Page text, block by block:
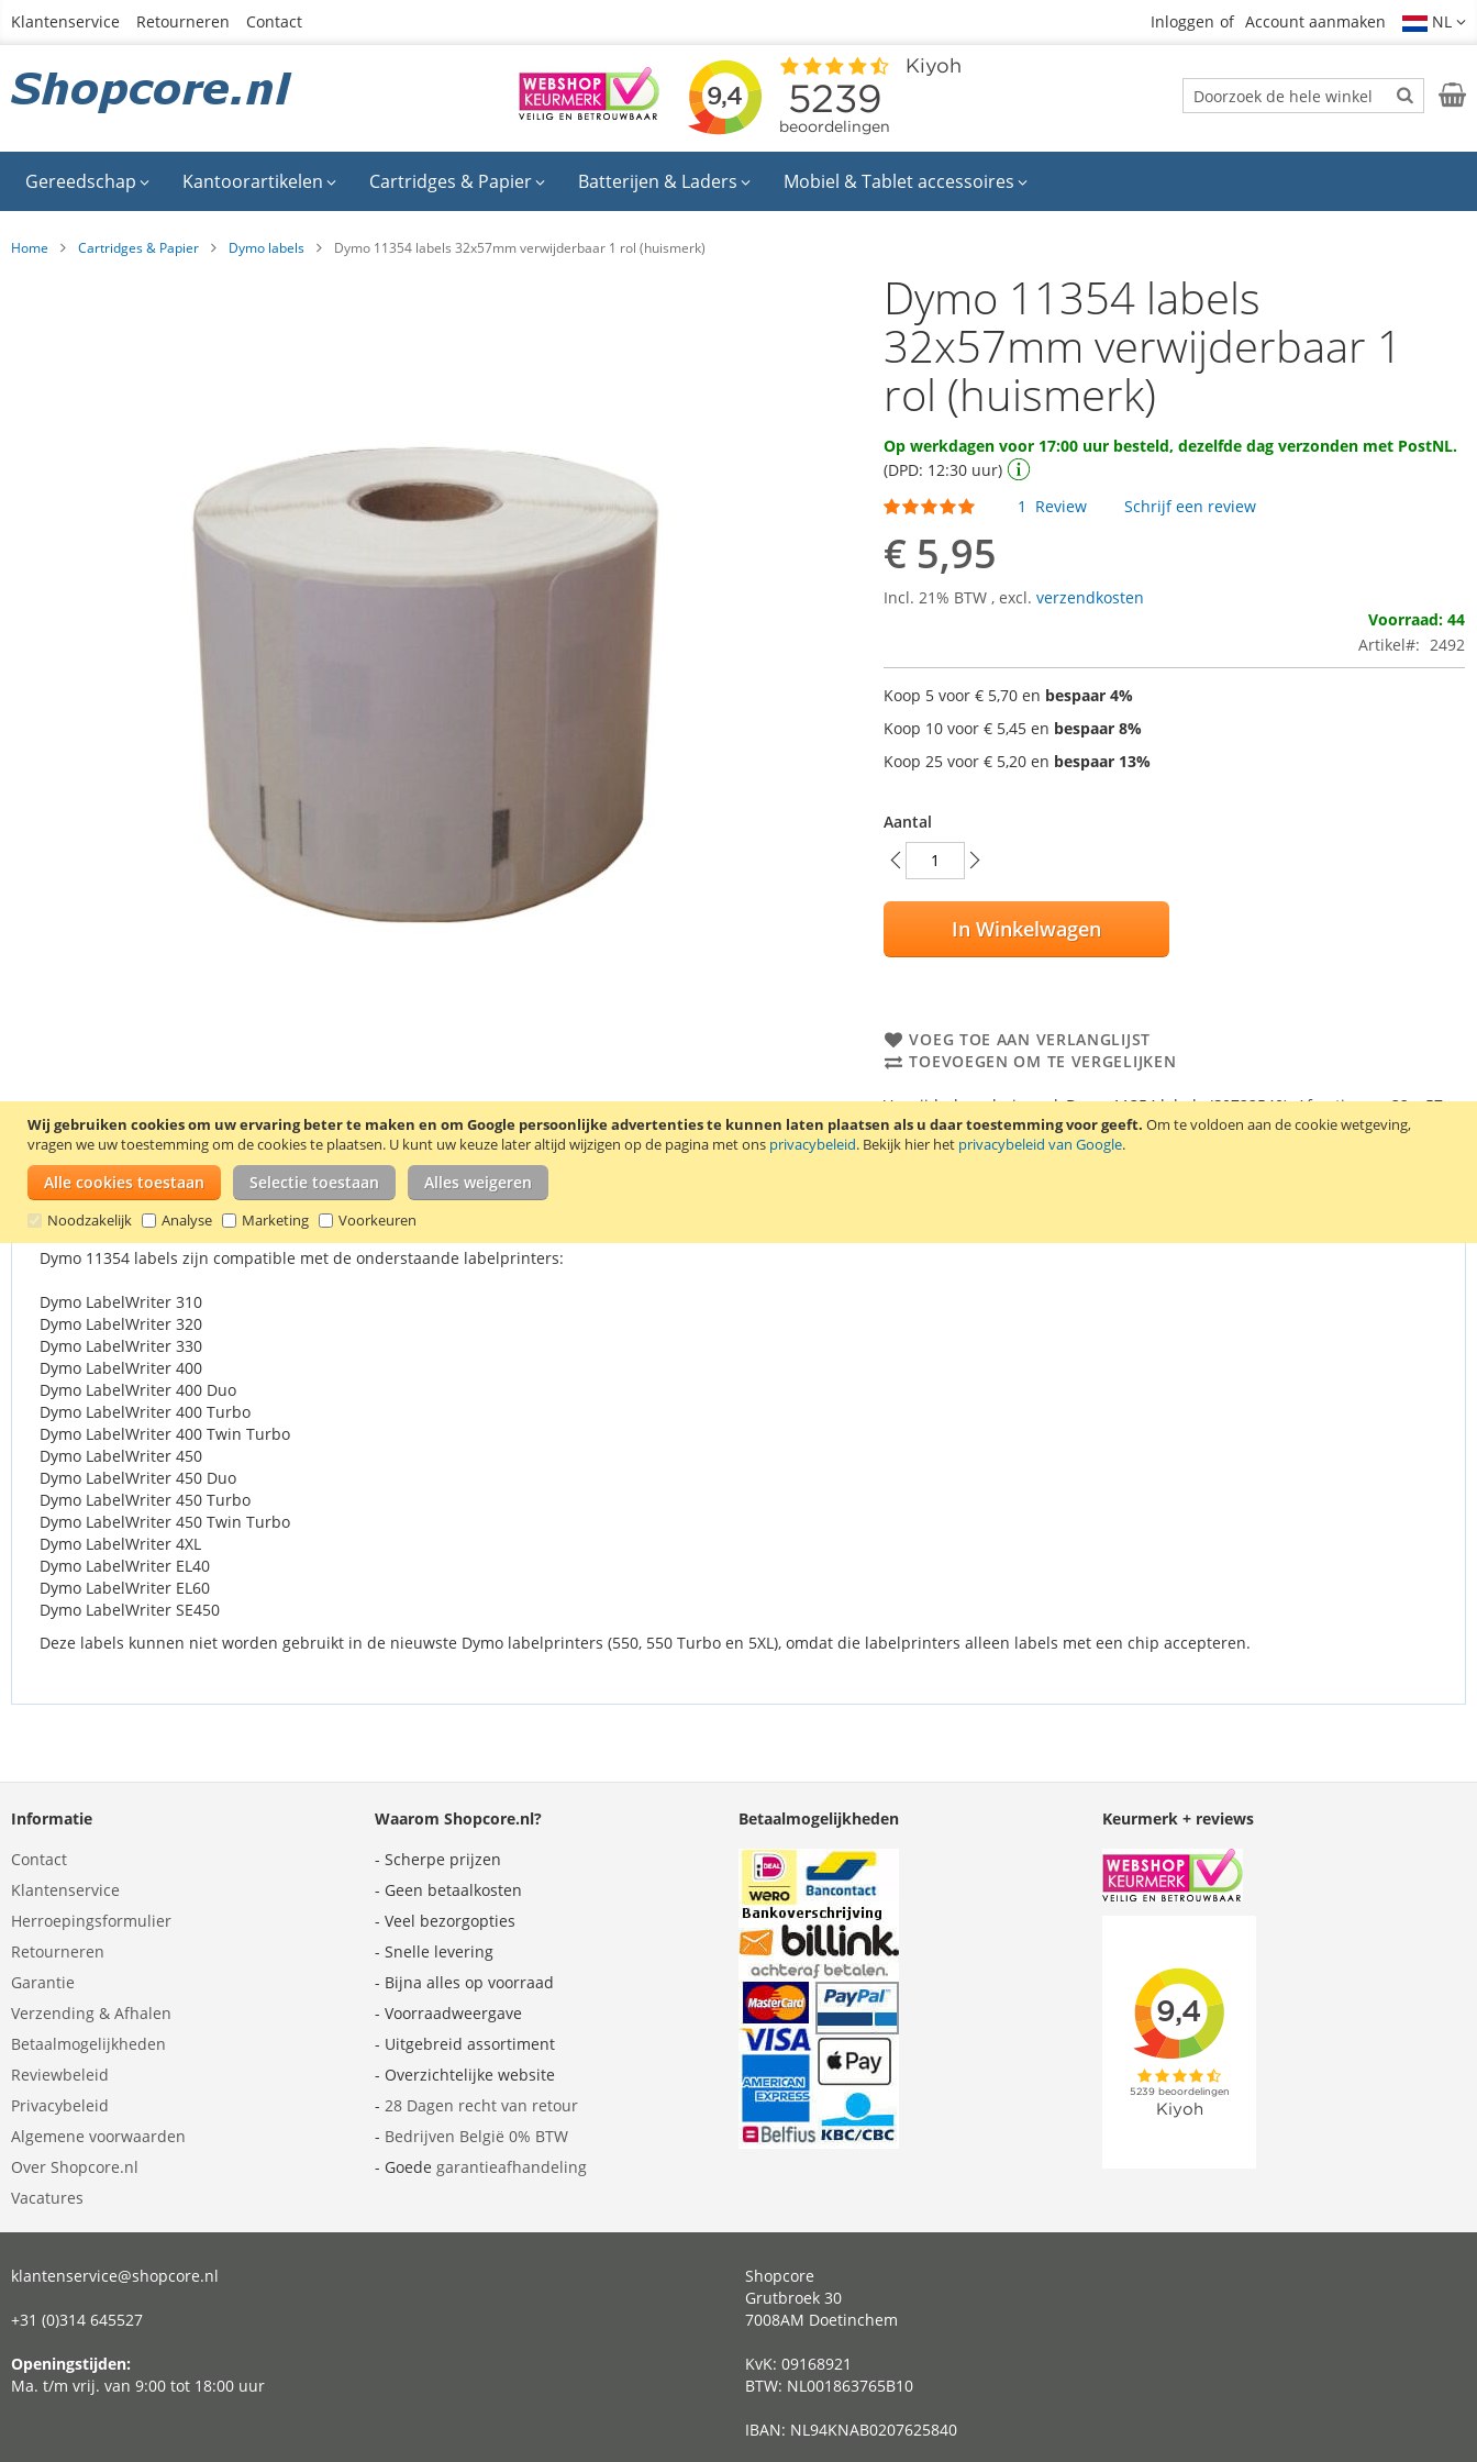
Wij gebruiken cookies om uw ervaring beter te maken en om Google persoonlijke advertenties te kunnen laten plaatsen als u daar toestemming voor geeft. Om te voldoen aan de cookie wetgeving,
vragen we uw toestemming om de cookies te plaatsen. U kunt uw keuze later altijd wijzigen op de pagina met ons privacybeleid. Bekijk hier het privacybeleid van Google.
Alle cookies toestaan Selectie toestaan Alles weigeren
Noodzakelijk Analyse Marketing Voorkeuren
Ga
inhoud
Klantenservice Retourneren Contact Inloggen Account aanmaken NL
Zoek
Zoek
Gereedschap Kantoorartikelen Cartridges & Papier Batterijen & Laders Mobiel & Tablet accessoires
Home Cartridges & Papier Dymo labels Dymo 11354 labels 32x57mm verwijderbaar 1 rol (huismerk)
naar
het
begin
van
afbeeldingen-
gallerij
Dymo 11354 labels
32x57mm verwijderbaar 1
rol (huismerk)
Op werkdagen voor 17:00 uur besteld, dezelfde dag verzonden met PostNL.
(DPD: 12:30 uur)
Waardering:
1 Review Schrijf een review
€ 5,95
Incl. 21% BTW, excl.verzendkosten
Voorraad: 44
Artikel
2492
Koop 5 voor€ 5,70 en bespaar 4%
Koop 10 voor€ 5,45 en bespaar 8%
Koop 25 voor€ 5,20 en bespaar 13%
Aantal
In Winkelwagen
VOEG TOE AAN VERLANGLIJST
TOEVOEGEN OM TE VERGELIJKEN
Verwijderbare huismerk Dymo 11354 labels (S0722540). Afmetingen: 32 x 57
mm. Een rol bevat 1000 witte labels.
Details Productkenmerken Reviews 1 Gerelateerde producten
Dymo 11354 labels zijn compatible met de onderstaande labelprinters:
Dymo LabelWriter 310
Dymo LabelWriter 320
Dymo LabelWriter 330
Dymo LabelWriter 400
Dymo LabelWriter 400 Duo
Dymo LabelWriter 400 Turbo
Dymo LabelWriter 400 Twin Turbo
Dymo LabelWriter 450
Dymo LabelWriter 450 Duo
Dymo LabelWriter 450 Turbo
Dymo LabelWriter 450 Twin Turbo
Dymo LabelWriter 4XL
Dymo LabelWriter EL40
Dymo LabelWriter EL60
Dymo LabelWriter SE450
Deze labels kunnen niet worden gebruikt in de nieuwste Dymo labelprinters (550, 550 Turbo en 5XL), omdat die labelprinters alleen labels met een chip accepteren.
Informatie
Contact
Klantenservice
Herroepingsformulier
Retourneren
Garantie
Verzending & Afhalen
Betaalmogelijkheden
Reviewbeleid
Privacybeleid
Algemene voorwaarden
Over Shopcore.nl
Vacatures
Waarom Shopcore.nl?
- Scherpe prijzen
- Geen betaalkosten
- Veel bezorgopties
- Snelle levering
- Bijna alles op voorraad
- Voorraadweergave
- Uitgebreid assortiment
- Overzichtelijke website
- 28 Dagen recht van retour
- Bedrijven België 0% BTW
- Goede garantieafhandeling
Betaalmogelijkheden Keurmerk + reviews
klantenservice@shopcore.nl
+31 (0)314 645527
Openingstijden:
Ma. t/m vrij. van 9:00 tot 18:00 uur
Shopcore
Grutbroek 30
7008AM Doetinchem
KvK: 09168921
BTW: NL001863765B10
IBAN: NL94KNAB0207625840